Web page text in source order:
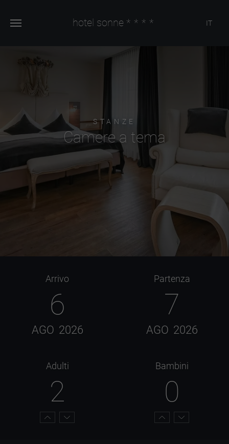
hotel sonne **** IT
STANZE
Camere a tema
Arrivo
6
AGO 2026
Partenza
7
AGO 2026
Adulti
2
Bambini
0